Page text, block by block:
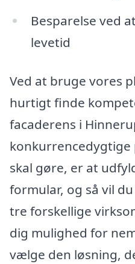
Besparelse ved
levetid
Ved at bruge vores
hurtigt finde
facaderens i
konkurrencedygtige
skal gøre, er at
formular, og så vil
tre forskellige
dig mulighed for
vælge den løsning,